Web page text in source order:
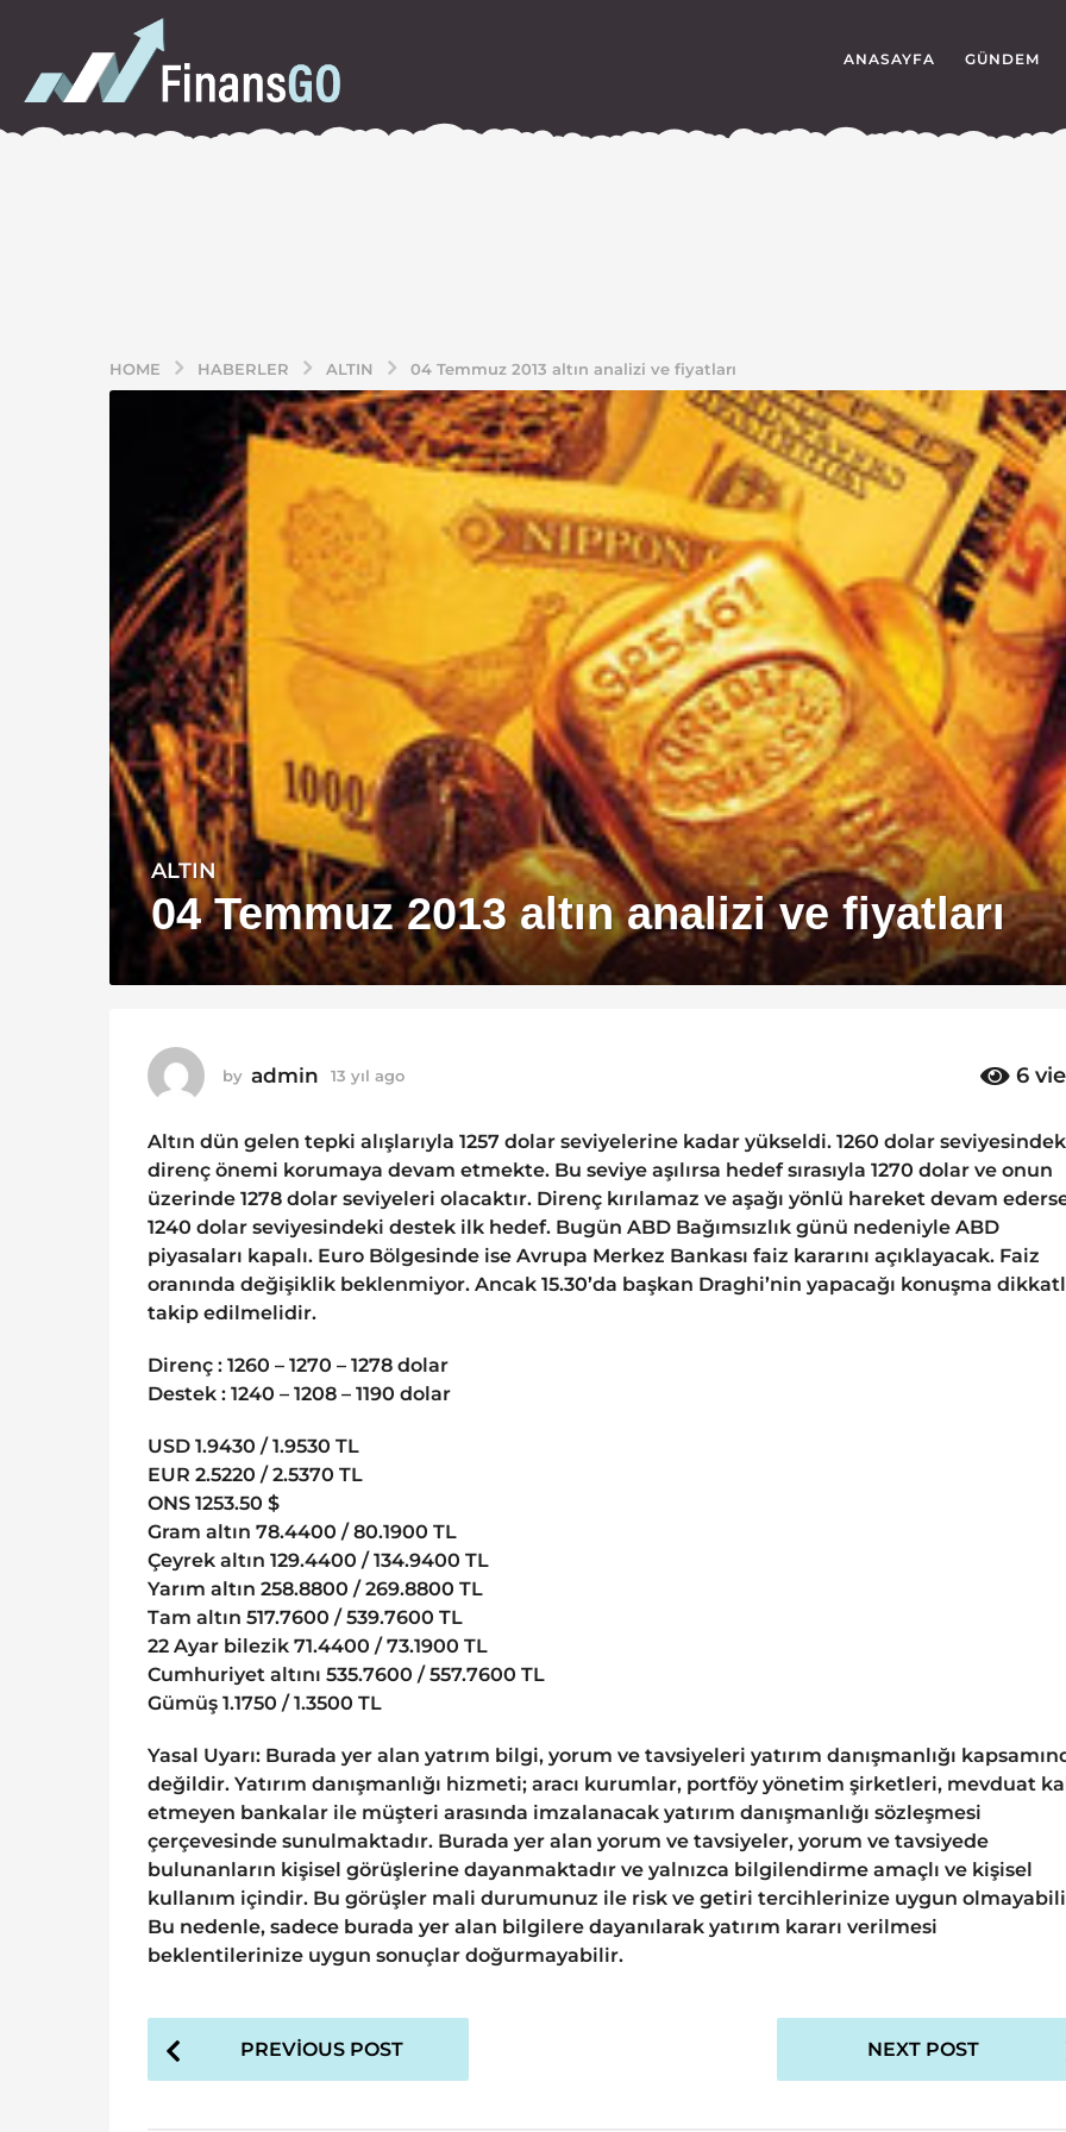
ANASAYFA GÜNDEM
HOME HABERLER ALTIN 04 Temmuz 2013 altın analizi ve fiyatları
1
3
y
ı
l
1
3
y
ı
l
a
g
ALTIN
04 Temmuz 2013 altın analizi ve fiyatları
by admin 13 yıl ago
ı
l
a
g
o
6
Altın dün gelen tepki alışlarıyla 1257 dolar seviyelerine kadar yükseldi. 1260 dolar
direnç önemi korumaya devam etmekte. Bu seviye aşılırsa hedef sırasıyla 1270 dolar ve onun
üzerinde 1278 dolar seviyeleri olacaktır. Direnç kırılamaz ve aşağı yönlü hareket devam
1240 dolar seviyesindeki destek ilk hedef. Bugün ABD Bağımsızlık günü nedeniyle ABD
piyasaları kapalı. Euro Bölgesinde ise Avrupa Merkez Bankası faiz kararını açıklayacak. Faiz
oranında değişiklik beklenmiyor. Ancak 15.30’da başkan Draghi’nin yapacağı konuşma
takip edilmelidir.
Direnç : 1260 – 1270 – 1278 dolar
Destek : 1240 – 1208 – 1190 dolar
USD 1.9430 / 1.9530 TL
EUR 2.5220 / 2.5370 TL
ONS 1253.50 $
Gram altın 78.4400 / 80.1900 TL
Çeyrek altın 129.4400 / 134.9400 TL
Yarım altın 258.8800 / 269.8800 TL
Tam altın 517.7600 / 539.7600 TL
22 Ayar bilezik 71.4400 / 73.1900 TL
Cumhuriyet altını 535.7600 / 557.7600 TL
Gümüş 1.1750 / 1.3500 TL
Yasal Uyarı: Burada yer alan yatrım bilgi, yorum ve tavsiyeleri yatırım danışmanlığı
değildir. Yatırım danışmanlığı hizmeti; aracı kurumlar, portföy yönetim şirketleri, mevduat
etmeyen bankalar ile müşteri arasında imzalanacak yatırım danışmanlığı sözleşmesi
çerçevesinde sunulmaktadır. Burada yer alan yorum ve tavsiyeler, yorum ve tavsiyede
bulunanların kişisel görüşlerine dayanmaktadır ve yalnızca bilgilendirme amaçlı ve kişisel
kullanım içindir. Bu görüşler mali durumunuz ile risk ve getiri tercihlerinize uygun
Bu nedenle, sadece burada yer alan bilgilere dayanılarak yatırım kararı verilmesi
beklentilerinize uygun sonuçlar doğurmayabilir.
P
o
PREVIOUS POST NEXT POST